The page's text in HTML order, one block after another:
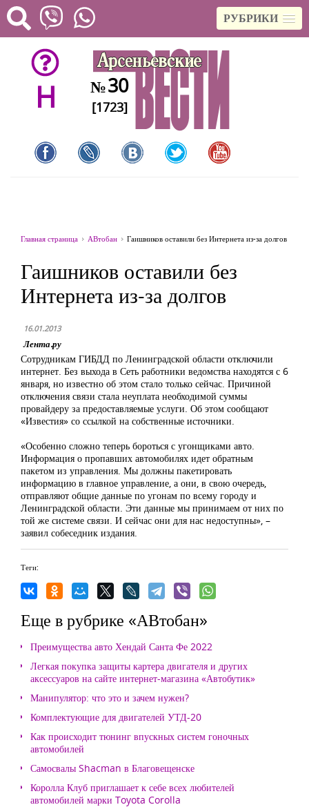
РУБРИКИ
H №30
[1723]
Главная страница АВтобан Гаишников оставили без Интернета из-за долгов
Гаишников оставили без
Интернета из-за долгов
16.01.2013
Лента.ру
Сотрудникам ГИБДД по Ленинградской области отключили
интернет. Без выхода в Сеть работники ведомства находятся с 6
января, но известно об этом стало только сейчас. Причиной
отключения связи стала неуплата необходимой суммы
провайдеру за предоставляемые услуги. Об этом сообщают
«Известия» со ссылкой на собственные источники.
«Особенно сложно теперь бороться с угонщиками авто.
Информация о пропавших автомобилях идет обратным
пакетом из управления. Мы должны пакетировать
информацию в главное управление, а они, в свою очередь,
отправляют общие данные по угонам по всему городу и
Ленинградской области. Эти данные мы принимаем от них по
той же системе связи. И сейчас они для нас недоступны», –
заявил собеседник издания.
Теги:
Еще в рубрике «АВтобан»
Преимущества авто Хендай Санта Фе 2022
Легкая покупка защиты картера двигателя и других
аксессуаров на сайте интернет-магазина «Автобутик»
Манипулятор: что это и зачем нужен?
Комплектующие для двигателей УТД-20
Как происходит тюнинг впускных систем гоночных
автомобилей
Самосвалы Shacman в Благовещенске
Королла Клуб приглашает к себе всех любителей
автомобилей марки Toyota Corolla